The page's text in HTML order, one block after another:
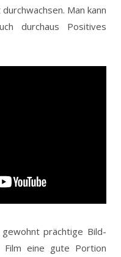
Man kann
durchaus Positives
prächtige Bild-
Film eine gute Portion